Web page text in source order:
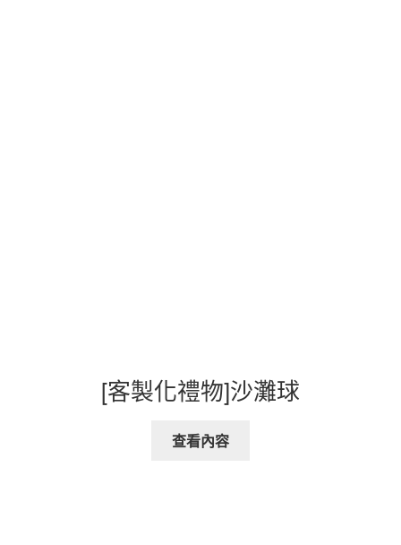
[客製化禮物]沙灘球
查看內容